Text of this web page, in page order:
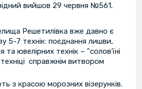
вийшов 29 червня №561.
Решетилівка вже давно є
5-7 технік: поєднання лишви,
ювелірних технік – "солов’їні
справжнім витвором
з красою морозних візерунків.